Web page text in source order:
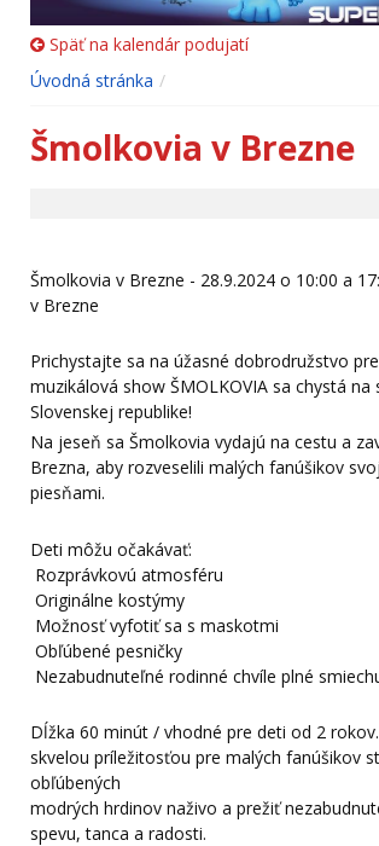
Späť na kalendár podujatí
Úvodná stránka
Šmolkovia v Brezne
Šmolkovia v Brezne - 28.9.2024 o 10:00 a
v Brezne
Prichystajte sa na úžasné dobrodružstvo
muzikálová show ŠMOLKOVIA sa chystá
Slovenskej republike!
Na jeseň sa Šmolkovia vydajú na cestu a
Brezna, aby rozveselili malých fanúšikov
piesňami.
Deti môžu očakávať:
Rozprávkovú atmosféru
Originálne kostýmy
Možnosť vyfotiť sa s maskotmi
Obľúbené pesničky
Nezabudnuteľné rodinné chvíle plné
Dĺžka 60 minút / vhodné pre deti od 2
skvelou príležitosťou pre malých fanúšikov
obľúbených
modrých hrdinov naživo a prežiť
spevu, tanca a radosti.